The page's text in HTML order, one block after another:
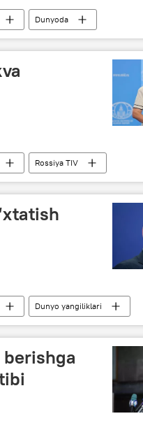
Dunyoda
Rossiya
Rossiya TIV
Yevropa Ittifoqi
AQSh
Dunyo yangiliklari